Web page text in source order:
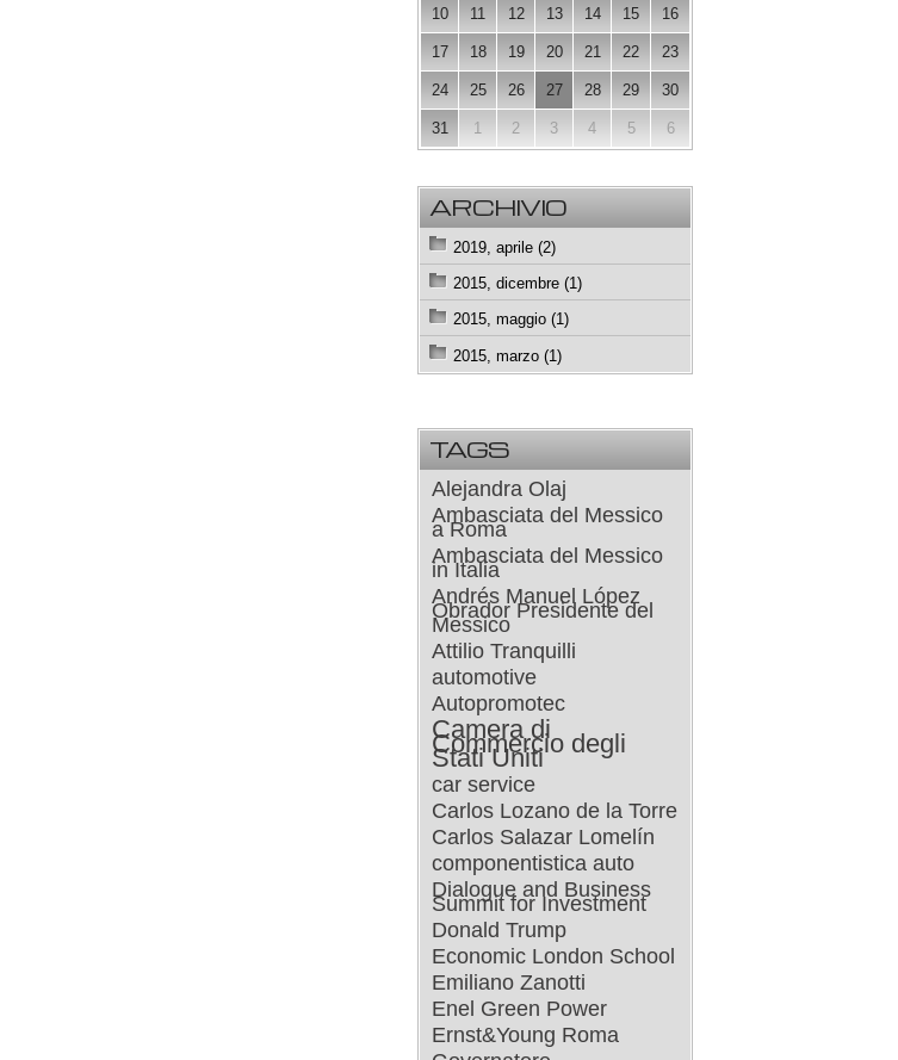
10 11 12 13 14 15 16
17 18 19 20 21 22 23
24 25 26 27 28 29 30
31 1 2 3 4 5 6
ARCHIVIO
2019, aprile (2)
2015, dicembre (1)
2015, maggio (1)
2015, marzo (1)
TAGS
Alejandra Olaj
Ambasciata del Messico
a Roma
Ambasciata del Messico
in Italia
Andrés Manuel López
Obrador Presidente del
Messico
Attilio Tranquilli
automotive
Autopromotec
Camera di
Commercio degli
Stati Uniti
car service
Carlos Lozano de la Torre
Carlos Salazar Lomelín
componentistica auto
Dialogue and Business
Summit for Investment
Donald Trump
Economic London School
Emiliano Zanotti
Enel Green Power
Ernst&Young Roma